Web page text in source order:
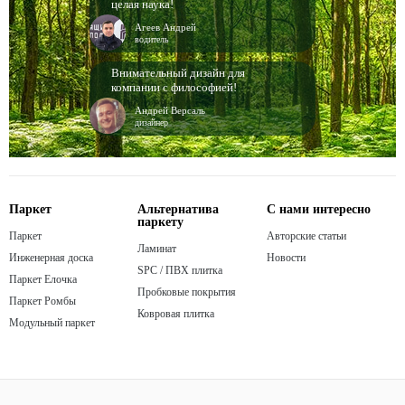
целая наука!
Агеев Андрей
водитель
Внимательный дизайн для
компании с философией!
Андрей Версаль
дизайнер
Паркет
Паркет
Инженерная доска
Паркет Елочка
Паркет Ромбы
Модульный паркет
Альтернатива
паркету
Ламинат
SPC / ПВХ плитка
Пробковые покрытия
Ковровая плитка
С нами интересно
Авторские статьи
Новости